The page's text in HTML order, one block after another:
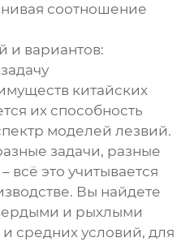
соотношение
и вариантов:
китайских
их способность
моделей лезвий.
задачи, разные
всё это учитывается
Вы найдете
и рыхлыми
средних условий, для